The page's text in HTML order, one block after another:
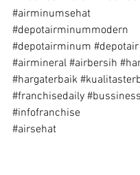
#airminumsehat
#depotairminummodern
#depotairminum #depotair
#airmineral #airbersih
#hargaterbaik
#franchisedaily #bussiness
#infofranchise
#airsehat